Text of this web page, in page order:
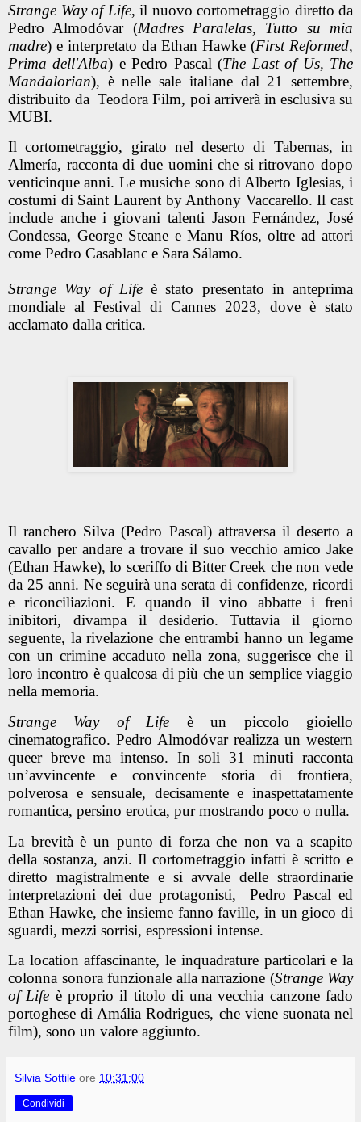
Strange Way of Life, il nuovo cortometraggio diretto da
Pedro Almodóvar(Madres Paralelas, Tutto su mia
madre) e interpretato da Ethan Hawke (First Reformed,
Prima dell'Alba) ePedro Pascal (The Last of Us, The
Mandalorian), è nelle sale italiane dal 21 settembre,
distribuito da Teodora Film, poi arriverà in esclusiva su
MUBI.
Il cortometraggio, girato nel deserto di Tabernas, in
Almería, racconta di due uomini che si ritrovano dopo
venticinque anni. Le musiche sono diAlberto Iglesias, i
costumi di Saint Laurent by Anthony Vaccarello. Il cast
include anche i giovani talenti Jason Fernández, José
Condessa, George Steane e Manu Ríos, oltre ad attori
come Pedro Casablanc e Sara Sálamo.
Strange Way of Lifeè stato presentato in anteprima
mondiale al Festival di Cannes 2023, dove è stato
acclamato dalla critica.
Il ranchero Silva (Pedro Pascal) attraversa il deserto a
cavallo per andare a trovare il suo vecchio amico Jake
(Ethan Hawke), lo sceriffo di Bitter Creek che non vede
da 25 anni. Ne seguirà una serata di confidenze, ricordi
e riconciliazioni. E quando il vino abbatte i freni
inibitori, divampa il desiderio. Tuttavia il giorno
seguente, la rivelazione che entrambi hanno un legame
con un crimine accaduto nella zona, suggerisce che il
loro incontro è qualcosa di più che un semplice viaggio
nella memoria.
Strange Way of Life è un piccolo gioiello
cinematografico. Pedro Almodóvar realizza un western
queer breve ma intenso. In soli 31 minuti racconta
un’avvincente e convincente storia di frontiera,
polverosa e sensuale, decisamente e inaspettatamente
romantica, persino erotica, pur mostrando poco o nulla.
La brevità è un punto di forza che non va a scapito
della sostanza, anzi. Il cortometraggio infatti è scritto e
diretto magistralmente e si avvale delle straordinarie
interpretazioni dei due protagonisti,
Pedro Pascal ed
Ethan Hawke, che insieme fanno faville, in un gioco di
sguardi, mezzi sorrisi, espressioni intense.
La location affascinante, le inquadrature particolari e la
colonna sonora funzionale alla narrazione (Strange Way
of Life è proprio il titolo di una vecchia canzone fado
portoghese di Amália Rodrigues, che viene suonata nel
film), sono un valore aggiunto.
Silvia Sottile ore 10:31:00
Condividi